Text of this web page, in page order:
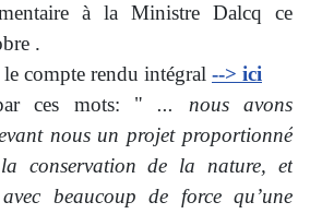
à la Ministre Dalcq ce
.
compte rendu intégral --> ici
ces mots: " ... nous avons
nous un projet proportionné
conservation de la nature, et
beaucoup de force qu’une